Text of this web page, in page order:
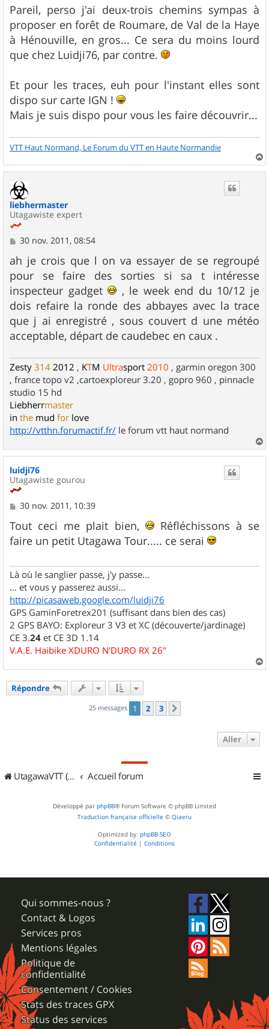
g
e
Pareil, perso j'ai deux-trois chemins sympas à
proposer en forêt de Roumare, de Val de la Haye
à Hénouville, en gros... Ce sera du moins lourd
que chez Luidji76, par contre.
Et pour les traces, euh pour l'instant elles sont
dispo sur carte IGN !
Mais je suis dispo pour vous les faire découvrir...
VTT Haut Normand, Le Forum du VTT en Haute Normandie
a
liebhermaster
Utagawiste expert
M
s
s
a
g
e
30 nov. 2011, 08:54
ah je crois que l on va essayer de se regroupé
pour se faire des sorties si sa t intéresse
inspecteur gadget
, le week end du 10/12 je
dois refaire la ronde des abbayes avec la trace
que j ai enregistré , sous couvert d une météo
acceptable, départ de caudebec en caux .
Zesty 314 2012 , KTM Ultrasport 2010 , garmin oregon 300
, france topo v2 ,cartoexploreur 3.20 , gopro 960 , pinnacle
studio 15 hd
Liebherrmaster
in the mud for love
http://vtthn.forumactif.fr/ le forum vtt haut normand
a
u
luidji76
Utagawiste gourou
M
s
s
a
30 nov. 2011, 10:39
Tout ceci me plait bien,
Réfléchissons à se
faire un petit Utagawa Tour..... ce serai
Là où le sanglier passe, j'y passe...
... et vous y passerez aussi...
http://picasaweb.google.com/luidji76
GPS GaminForetrex201 (suffisant dans bien des cas)
2 GPS BAYO: Exploreur 3 V3 et XC (découverte/jardinage)
CE 3.24 et CE 3D 1.14
V.A.E. Haibike XDURO N'DURO RX 26"
a
Répondre
25 messages 1 2 3
Aller
UtagawaVTT (Randos VTT et VTTAE avec traces GPS) Accueil forum
Développé par phpBB® Forum Software © phpBB Limited
Traduction française officielle © Qiaeru
Optimized by: phpBB SEO
Confidentialité | Conditions
Qui sommes-nous ?
Contact & Logos
Services pros
Mentions légales
Politique de
confidentialité
Consentement / Cookies
Stats des traces GPX
Status des services